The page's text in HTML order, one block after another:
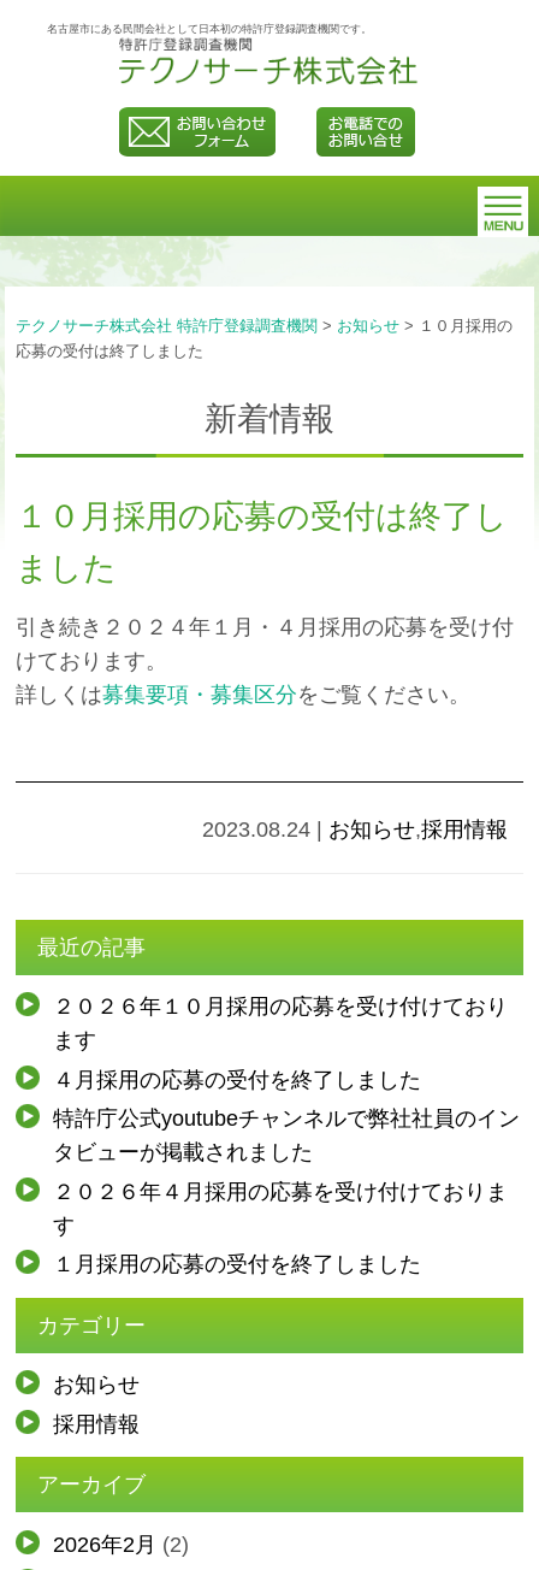
名古屋市にある民間会社として日本初の特許庁登録調査機関です。
テクノサーチ株式会社 特許庁登録調査機関 > お知らせ > １０月採用の
応募の受付は終了しました
新着情報
１０月採用の応募の受付は終了し
ました
引き続き２０２４年１月・４月採用の応募を受け付
けております。
詳しくは募集要項・募集区分をご覧ください。
2023.08.24 | お知らせ,採用情報
最近の記事
２０２６年１０月採用の応募を受け付けており
ます
４月採用の応募の受付を終了しました
特許庁公式youtubeチャンネルで弊社社員のイン
タビューが掲載されました
２０２６年４月採用の応募を受け付けておりま
す
１月採用の応募の受付を終了しました
カテゴリー
お知らせ
採用情報
アーカイブ
2026年2月 (2)